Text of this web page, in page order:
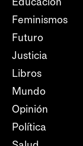
Feminismos
Futuro
Justicia
Libros
Mundo
Opinión
Política